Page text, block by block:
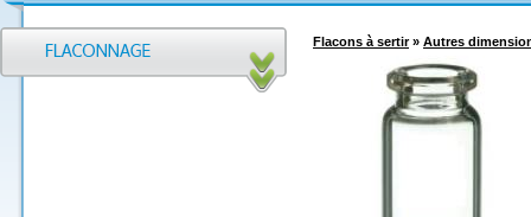
Flacons à sertir» Autres